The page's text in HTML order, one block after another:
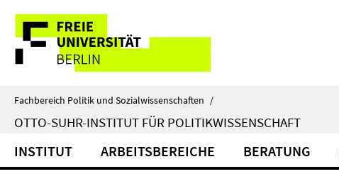
direkt
Inhalt
Service-
Navigation
Fachbereich Politik und Sozialwissenschaften /
OTTO-SUHR-INSTITUT FÜR POLITIKWISSENSCHAFT
INSTITUT ARBEITSBEREICHE BERATUNG